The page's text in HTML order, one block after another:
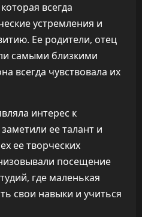
всегда
устремления и
Ее родители, отец
самыми близкими
всегда чувствовала их
интерес к
ее талант и
ее творческих
посещение
где маленькая
свои навыки и учиться